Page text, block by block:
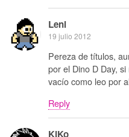
Leni
19 julio 2012
Pereza de títulos,
por el Dino D Day,
vacío como leo por
Reply
KiKo